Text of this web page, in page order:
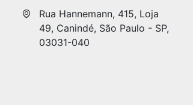
Rua Hannemann, 415, Loja
49, Canindé, São Paulo - SP,
03031-040